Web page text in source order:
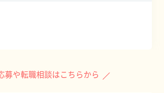
募や転職相談はこちらから